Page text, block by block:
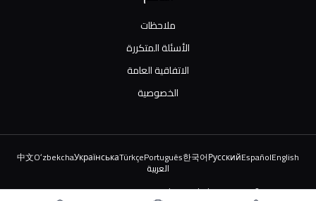
ملاحظات
الأسئلة المتكررة
الاتفاقية العامة
الخصوصية
English
Español
Русский
한국어
Português
Türkçe
Українська
Oʻzbekcha
中文
العربية
© 2026 TruckDriver.help LLC. جميع الحقوق محفوظة.